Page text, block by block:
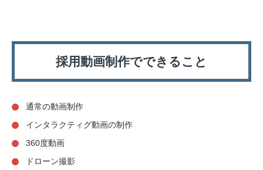
採用動画制作でできること
通常の動画制作
インタラクティグ動画の制作
360度動画
ドローン撮影